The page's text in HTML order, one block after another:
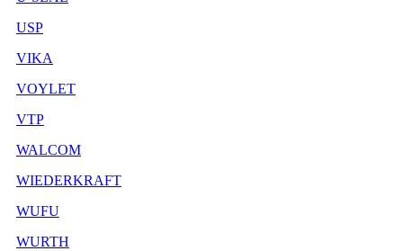
USP
VIKA
VOYLET
VTP
WALCOM
WIEDERKRAFT
WUFU
WURTH